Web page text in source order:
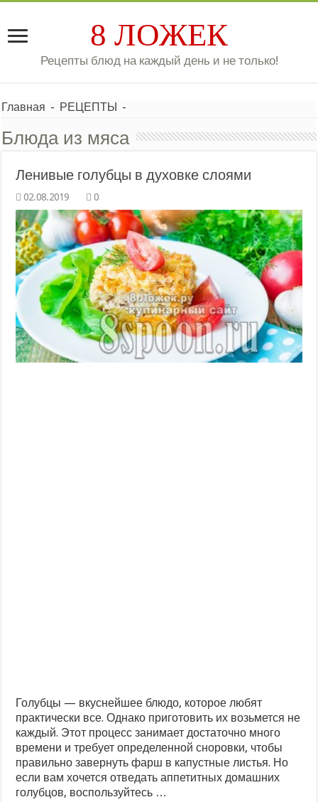
8 ЛОЖЕК
Рецепты блюд на каждый день и не только!
Главная - РЕЦЕПТЫ -
Блюда из мяса
Ленивые голубцы в духовке слоями
0
Голубцы — вкуснейшее блюдо, которое любят
практически все. Однако приготовить их возьмется не
каждый. Этот процесс занимает достаточно много
времени и требует определенной сноровки, чтобы
правильно завернуть фарш в капустные листья. Но
если вам хочется отведать аппетитных домашних
голубцов, воспользуйтесь …